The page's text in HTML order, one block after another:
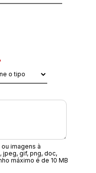
imagens à
jpeg, gif, png, doc,
máximo é de 10 MB